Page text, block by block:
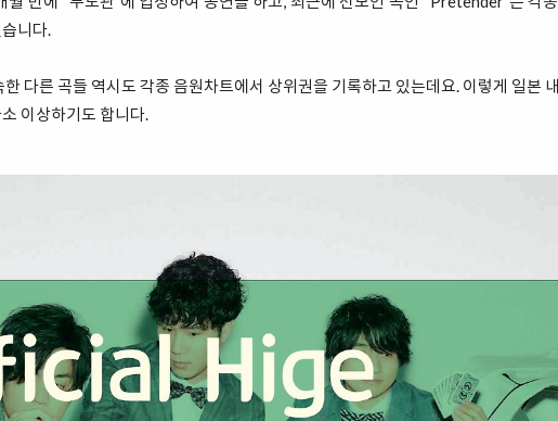
니다.
다른 곡들 역시도 각종 음원차트에서 상위권을 기록하고 있는데요. 이렇게 일본
이상하기도 합니다.